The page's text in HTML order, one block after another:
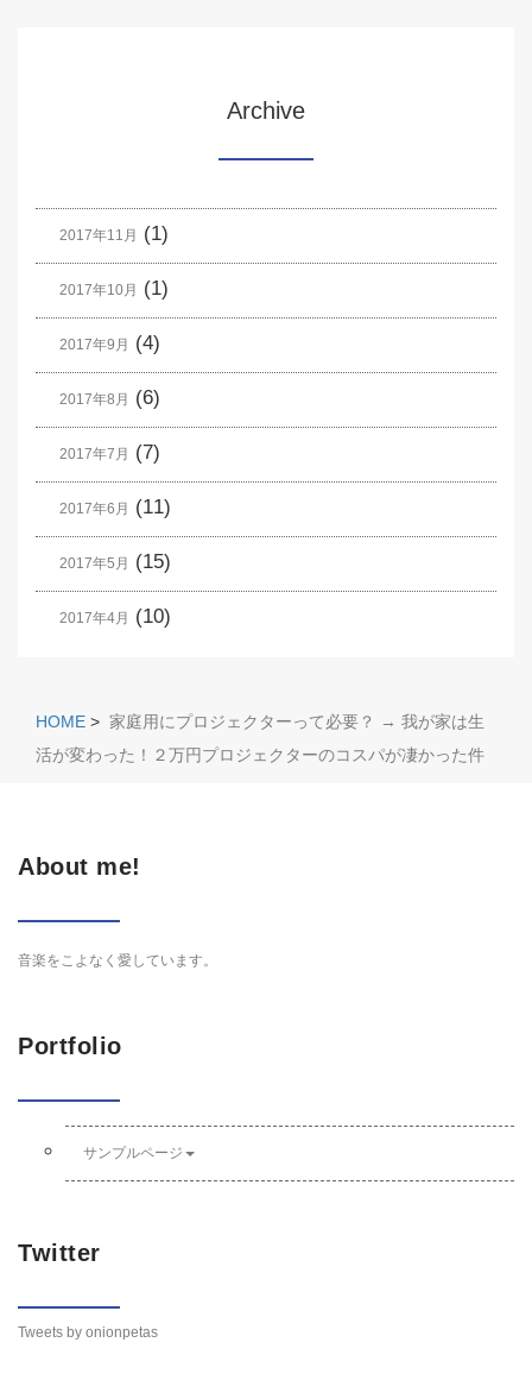
Archive
2017年11月 (1)
2017年10月 (1)
2017年9月 (4)
2017年8月 (6)
2017年7月 (7)
2017年6月 (11)
2017年5月 (15)
2017年4月 (10)
HOME > 家庭用にプロジェクターって必要？ → 我が家は生
活が変わった！２万円プロジェクターのコスパが凄かった件
About me!
音楽をこよなく愛しています。
Portfolio
サンプルページ
Twitter
Tweets by onionpetas